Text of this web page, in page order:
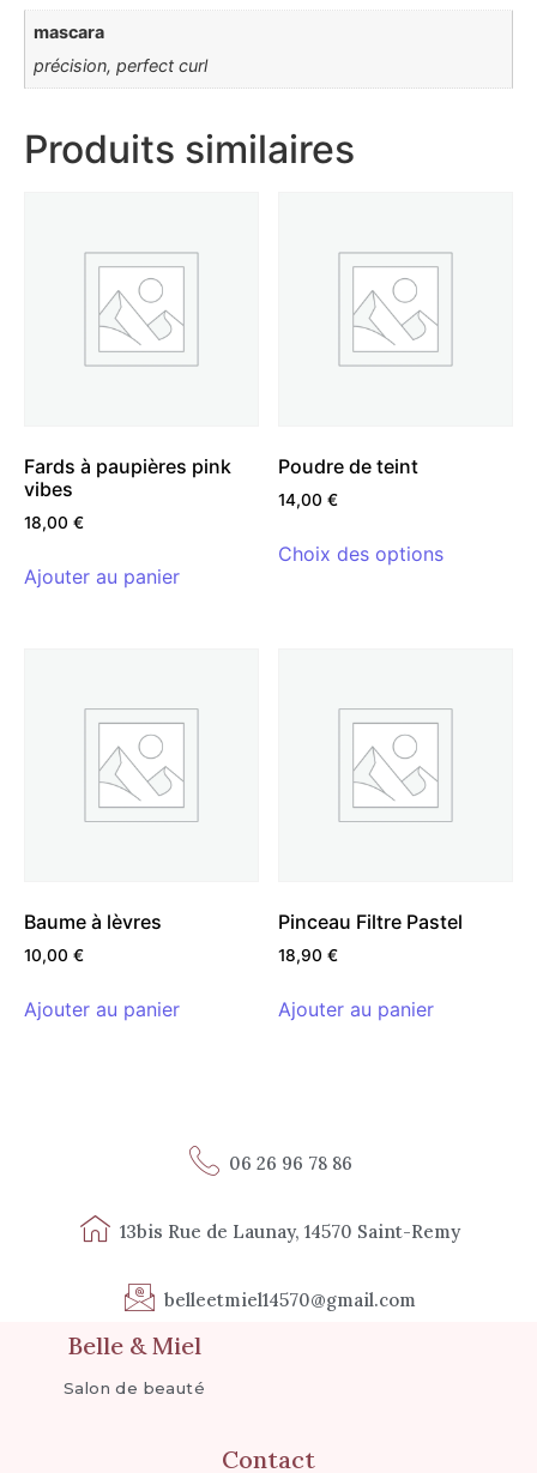
mascara
précision, perfect curl
Produits similaires
Fards à paupières pink
vibes
18,00 €
Ajouter au panier
Poudre de teint
14,00€
Choix des options
Baume à lèvres
10,00 €
Ajouter au panier
Pinceau Filtre Pastel
18,90€
Ajouter au panier
06 26 96 78 86
13bis Rue de Launay, 14570 Saint-Remy
belleetmiel14570@gmail.com
Belle & Miel
Salon de beauté
Contact